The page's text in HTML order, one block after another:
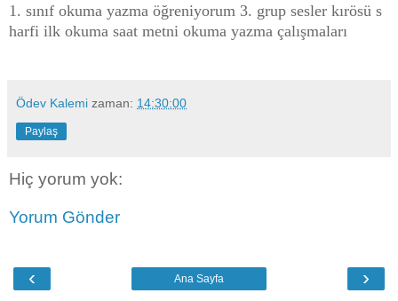
1. sınıf okuma yazma öğreniyorum 3. grup sesler kırösü s
harfi ilk okuma saat metni okuma yazma çalışmaları
Ödev Kalemi zaman: 14:30:00
Paylaş
Hiç yorum yok:
Yorum Gönder
‹ ›
Ana Sayfa